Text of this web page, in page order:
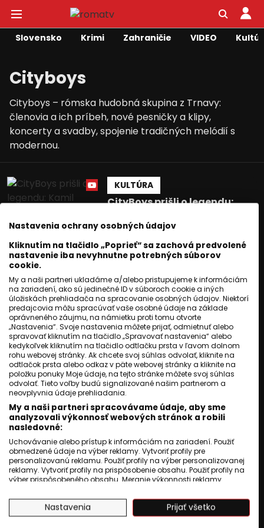
Slovensko Krimi Zahraničie VIDEO
Cityboys
Cityboys – rómska hudobná skupina z Trnavy:
členovia a ich príbeh, nové pesničky a klipy,
koncerty a svadby, spojenie tradičných melódií s
modernou.
KULTÚRA
CityBoys prišli o legendu:
oslávil 51 rokov
Ivana Cibuľová
20 máj 2026
2 min. čítania
KULTÚRA
CityBoys a ich legendárny
hlas: Kamil Polakovič by mal
50 rokov.
Ivana Cibuľová
19 máj 2025
2 min. čítania
Nastavenia ochrany osobných údajov
Kliknutím na tlačidlo „Poprieť“ sa zachová predvolené
nastavenie iba nevyhnutne potrebných súborov
cookie.
My a naši partneri ukladáme a/alebo pristupujeme k informáciám
na zariadení, ako sú jedinečné ID v súboroch cookie a iných
úložiskách prehliadača na spracovanie osobných údajov. Niektorí
predajcovia môžu spracúvať vaše osobné údaje na základe
oprávneného záujmu, na námietku proti tomu otvorte
„Nastavenia“. Svoje nastavenia môžete prijať, odmietnuť alebo
spravovať kliknutím na tlačidlo „Spravovať nastavenia“ alebo
kedykoľvek kliknutím na tlačidlo odtlačku prsta v ľavom dolnom
rohu webovej stránky. Ak chcete svoj súhlas odvolať, kliknite na
odtlačok prsta alebo odkaz v päte webovej stránky a kliknite na
položku ponuky Moje údaje, na tejto stránke môžete svoj súhlas
odvolať. Tieto voľby budú signalizované našim partnerom a
neovplyvnia údaje prehliadania.
My a naši partneri spracovávame údaje, aby sme
analyzovali výkonnosť webových stránok a robili
nasledovné:
Uchovávanie alebo prístup k informáciám na zariadení. Použiť
obmedzené údaje na výber reklamy. Vytvoriť profily pre
personalizovanú reklamu. Použiť profily na výber personalizovanej
reklamy. Vytvoriť profily na prispôsobenie obsahu. Použiť profily na
výber prispôsobeného obsahu. Meranie výkonnosti reklamy.
štatistík alebo spájania údajov z rôznych zdrojov. Vývoj a
zlepšovanie služieb. Použitie obmedzených údajov na výber
obsahu.
Nastavenia Prijať všetko